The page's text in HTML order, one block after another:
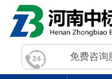
免费咨询